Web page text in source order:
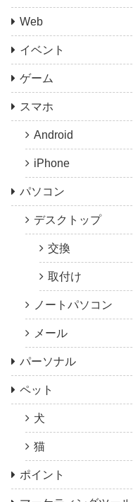
Web
イベント
ゲーム
スマホ
Android
iPhone
パソコン
デスクトップ
交換
取付け
ノートパソコン
メール
パーソナル
ペット
犬
猫
ポイント